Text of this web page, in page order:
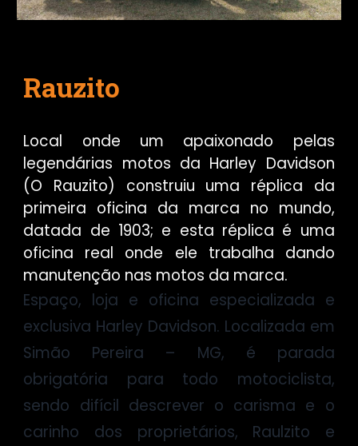
Rauzito
Local onde um apaixonado pelas
legendárias motos da Harley Davidson
(O Rauzito) construiu uma réplica da
primeira oficina da marca no mundo,
datada de 1903; e esta réplica é uma
oficina real onde ele trabalha dando
manutenção nas motos da marca.
Espaço, loja e oficina especializada e
exclusiva Harley Davidson. Localizada em
Simão Pereira – MG, é parada
obrigatória para todo motociclista,
sendo difícil descrever o carisma e o
carinho dos proprietários, Raulzito e